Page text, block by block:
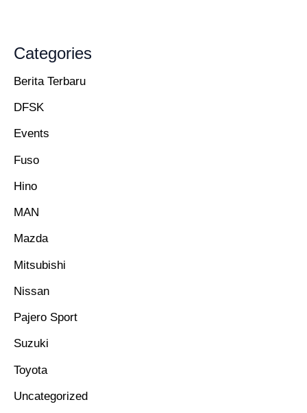
Categories
Berita Terbaru
DFSK
Events
Fuso
Hino
MAN
Mazda
Mitsubishi
Nissan
Pajero Sport
Suzuki
Toyota
Uncategorized